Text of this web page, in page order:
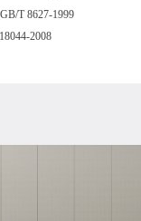
T 8627-1999
2008